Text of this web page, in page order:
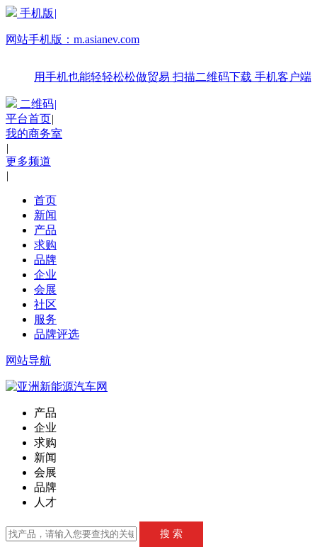
手机版 |
网站手机版： m.asianev.com
用手机也能轻轻松松做贸易 扫描二维码下载 手机客户端
二维码|
平台首页|
我的商务室
|
更多频道
|
首页
新闻
产品
求购
品牌
企业
会展
社区
服务
品牌评选
网站导航
产品
企业
求购
新闻
会展
品牌
人才